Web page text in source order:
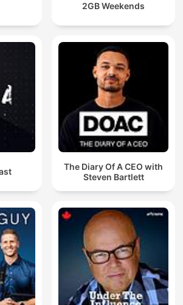
2GB Weekends
The Diary Of A CEO with
Steven Bartlett